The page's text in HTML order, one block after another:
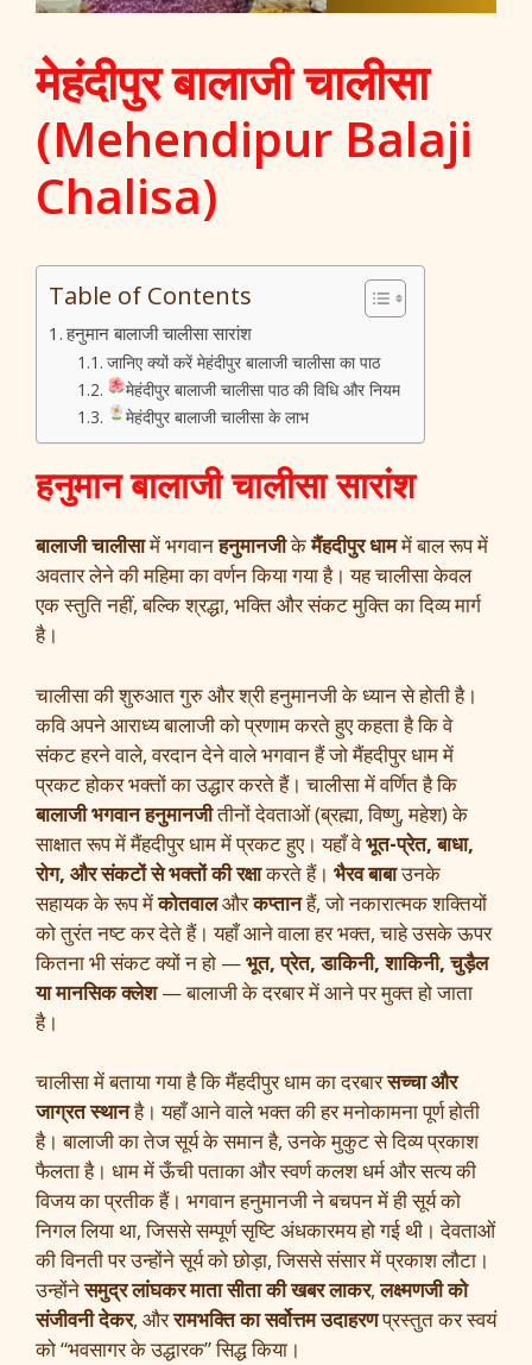
मेहंदीपुर बालाजी चालीसा
(Mehendipur Balaji
Chalisa)
Table of Contents
हनुमान बालाजी चालीसा सारांश
जानिए क्यों करें मेहंदीपुर बालाजी चालीसा का पाठ
मेहंदीपुर बालाजी चालीसा पाठ की विधि और नियम
मेहंदीपुर बालाजी चालीसा के लाभ
हनुमान बालाजी चालीसा सारांश
बालाजी चालीसामें भगवानहनुमानजीकेमैंहदीपुर धाममें बाल रूप में
अवतार लेने की महिमा का वर्णन किया गया है। यह चालीसा केवल
एक स्तुति नहीं, बल्कि श्रद्धा, भक्ति और संकट मुक्ति का दिव्य मार्ग
है।
चालीसा की शुरुआत गुरु और श्री हनुमानजी के ध्यान से होती है।
कवि अपने आराध्य बालाजी को प्रणाम करते हुए कहता है कि वे
संकट हरने वाले, वरदान देने वाले भगवान हैं जो मैंहदीपुर धाम में
प्रकट होकर भक्तों का उद्धार करते हैं। चालीसा में वर्णित है कि
बालाजी भगवान हनुमानजीतीनों देवताओं (ब्रह्मा, विष्णु, महेश) के
साक्षात रूप में मैंहदीपुर धाम में प्रकट हुए। यहाँ वेभूत-प्रेत, बाधा,
रोग, और संकटों से भक्तों की रक्षाकरते हैं। भैरव बाबाउनके
सहायक के रूप मेंकोतवालऔरकप्तानहैं, जो नकारात्मक शक्तियों
को तुरंत नष्ट कर देते हैं। यहाँ आने वाला हर भक्त, चाहे उसके ऊपर
कितना भी संकट क्यों न हो —भूत, प्रेत, डाकिनी, शाकिनी, चुड़ैल
या मानसिक क्लेश— बालाजी के दरबार में आने पर मुक्त हो जाता
है।
चालीसा में बताया गया है कि मैंहदीपुर धाम का दरबारसच्चा और
जाग्रत स्थानहै। यहाँ आने वाले भक्त की हर मनोकामना पूर्ण होती
है। बालाजी का तेज सूर्य के समान है, उनके मुकुट से दिव्य प्रकाश
फैलता है। धाम में ऊँची पताका और स्वर्ण कलश धर्म और सत्य की
विजय का प्रतीक हैं। भगवान हनुमानजी ने बचपन में ही सूर्य को
निगल लिया था, जिससे सम्पूर्ण सृष्टि अंधकारमय हो गई थी। देवताओं
की विनती पर उन्होंने सूर्य को छोड़ा, जिससे संसार में प्रकाश लौटा।
उन्होंनेसमुद्र लांघकर माता सीता की खबर लाकर,लक्ष्मणजी को
संजीवनी देकर, औररामभक्ति का सर्वोत्तम उदाहरणप्रस्तुत कर स्वयं
को “भवसागर के उद्धारक” सिद्ध किया।